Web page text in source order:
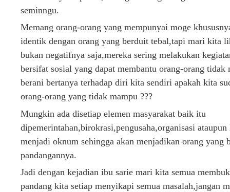
seminngu.
Memang orang-orang yang mempunyai moge
identik dengan orang yang berduit tebal,tapi mari kita
bukan negatifnya saja,mereka sering melakukan
bersifat sosial yang dapat membantu orang-orang tidak
berani bertanya terhadap diri kita sendiri apakah kita
orang-orang yang tidak mampu ???
Mungkin ada disetiap elemen masyarakat baik itu
dipemerintahan,birokrasi,pengusaha,organisasi
menjadi oknum sehingga akan menjadikan orang yang
pandangannya.
Jadi dengan kejadian ibu sarie mari kita semua
pandang kita setiap menyikapi semua masalah,jangan